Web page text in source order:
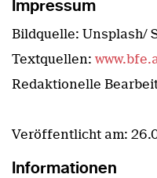
Impressum
Bildquelle: Unsplash/
Textquellen:
Redaktionelle
Veröffentlicht am:
Informationen